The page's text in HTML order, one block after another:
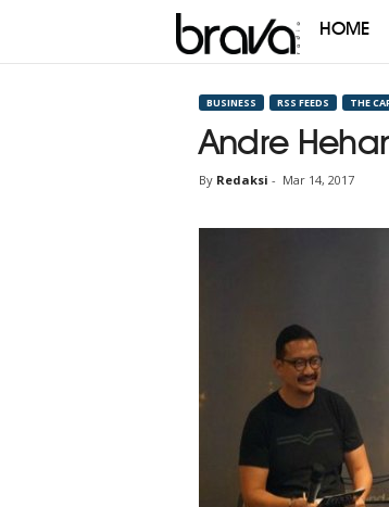
Brava
HOME
BUSINESS RSS FEEDS THE
Andre
By Redaksi - Mar 14, 2017